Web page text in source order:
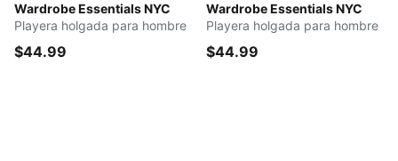
Wardrobe Essentials NYC
Chocolate Brown
Playera holgada para hombre
$44.99
Wardrobe Essentials NYC
FOR ALL TIME RED
Playera holgada para hombre
$44.99